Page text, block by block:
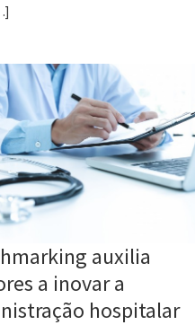
auxilia
a inovar a
hospitalar